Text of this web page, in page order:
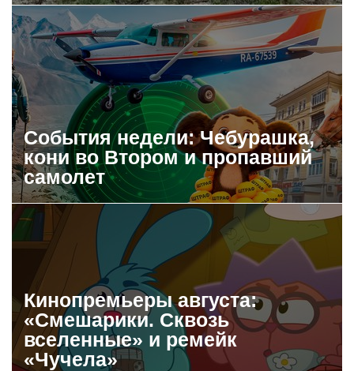
События недели: Чебурашка,
кони во Втором и пропавший
самолет
Кинопремьеры августа:
«Смешарики. Сквозь
вселенные» и ремейк
«Чучела»